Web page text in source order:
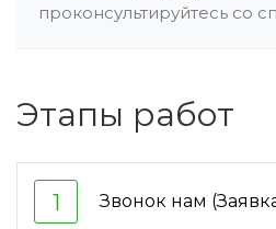
проконсультируйтесь со
Этапы работ
1 Звонок нам